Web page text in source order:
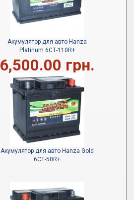
Акумулятор для авто Hanza
Platinum 6СТ-110R+
6,500.00 грн.
Акумулятор для авто Hanza Gold
6СТ-50R+